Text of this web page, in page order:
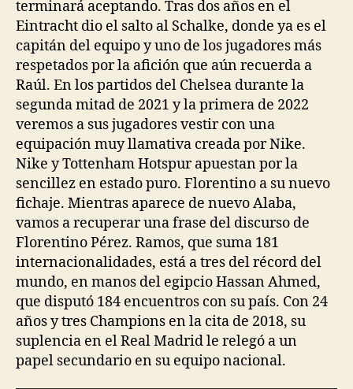
terminará aceptando. Tras dos años en el
Eintracht dio el salto al Schalke, donde ya es el
capitán del equipo y uno de los jugadores más
respetados por la afición que aún recuerda a
Raúl. En los partidos del Chelsea durante la
segunda mitad de 2021 y la primera de 2022
veremos a sus jugadores vestir con una
equipación muy llamativa creada por Nike.
Nike y Tottenham Hotspur apuestan por la
sencillez en estado puro. Florentino a su nuevo
fichaje. Mientras aparece de nuevo Alaba,
vamos a recuperar una frase del discurso de
Florentino Pérez. Ramos, que suma 181
internacionalidades, está a tres del récord del
mundo, en manos del egipcio Hassan Ahmed,
que disputó 184 encuentros con su país. Con 24
años y tres Champions en la cita de 2018, su
suplencia en el Real Madrid le relegó a un
papel secundario en su equipo nacional.